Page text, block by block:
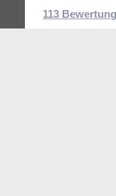
113